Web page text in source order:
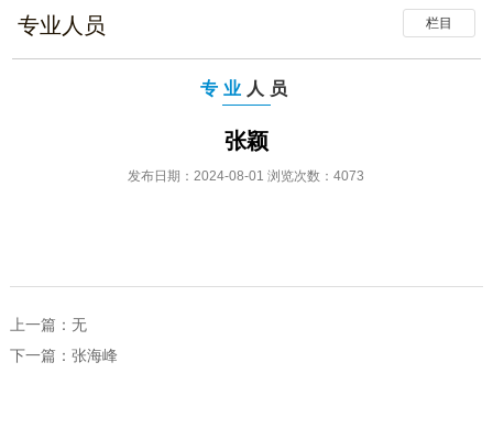
栏目
专业人员
专业 人员
张颖
发布日期：2024-08-01 浏览次数：4073
上一篇：无
下一篇： 张海峰